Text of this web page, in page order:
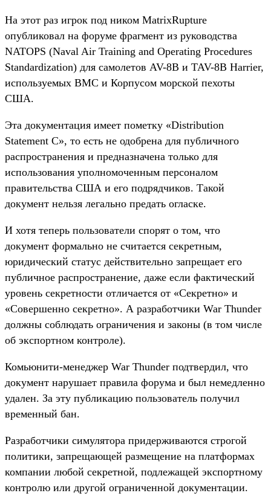
На этот раз игрок под ником MatrixRupture
опубликовал на форуме фрагмент из руководства
NATOPS (Naval Air Training and Operating Procedures
Standardization) для самолетов AV-8B и TAV-8B Harrier,
используемых ВМС и Корпусом морской пехоты
США.
Эта документация имеет пометку «Distribution
Statement C», то есть не одобрена для публичного
распространения и предназначена только для
использования уполномоченным персоналом
правительства США и его подрядчиков. Такой
документ нельзя легально предать огласке.
И хотя теперь пользователи спорят о том, что
документ формально не считается секретным,
юридический статус действительно запрещает его
публичное распространение, даже если фактический
уровень секретности отличается от «Секретно» и
«Совершенно секретно». А разработчики War Thunder
должны соблюдать ограничения и законы (в том числе
об экспортном контроле).
Комьюнити-менеджер War Thunder подтвердил, что
документ нарушает правила форума и был немедленно
удален. За эту публикацию пользователь получил
временный бан.
Разработчики симулятора придерживаются строгой
политики, запрещающей размещение на платформах
компании любой секретной, подлежащей экспортному
контролю или другой ограниченной документации.